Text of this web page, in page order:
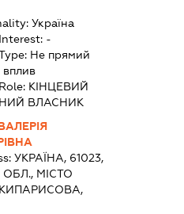
Україна
-
Не прямий
вплив
КІНЦЕВИЙ
ВЛАСНИК
УКРАЇНА, 61023,
МІСТО